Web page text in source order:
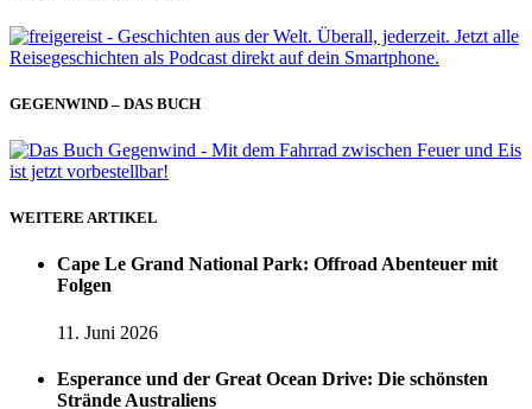
GEGENWIND – DAS BUCH
WEITERE ARTIKEL
Cape Le Grand National Park: Offroad Abenteuer mit
Folgen
11. Juni 2026
Esperance und der Great Ocean Drive: Die schönsten
Strände Australiens